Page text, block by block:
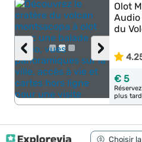
›
‹
Olot
du
€ 5
plus tard